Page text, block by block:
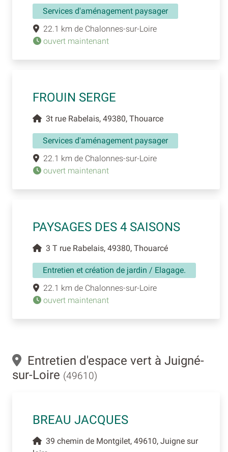
Services d'aménagement paysager
22.1 km de Chalonnes-sur-Loire
ouvert maintenant
FROUIN SERGE
3t rue Rabelais, 49380, Thouarce
Services d'aménagement paysager
22.1 km de Chalonnes-sur-Loire
ouvert maintenant
PAYSAGES DES 4 SAISONS
3 T rue Rabelais, 49380, Thouarcé
Entretien et création de jardin / Elagage.
22.1 km de Chalonnes-sur-Loire
ouvert maintenant
Entretien d'espace vert à Juigné-
sur-Loire (49610)
BREAU JACQUES
39 chemin de Montgilet, 49610, Juigne sur